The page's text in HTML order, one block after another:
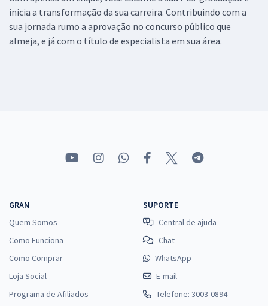
inicia a transformação da sua carreira. Contribuindo com a
sua jornada rumo a aprovação no concurso público que
almeja, e já com o título de especialista em sua área.
GRAN
Quem Somos
Como Funciona
Como Comprar
Loja Social
Programa de Afiliados
SUPORTE
Central de ajuda
Chat
WhatsApp
E-mail
Telefone: 3003-0894